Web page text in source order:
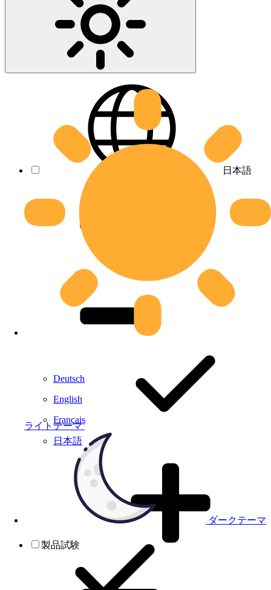
ライトテーマ
ダークテーマ
日本語
Deutsch
English
Français
日本語
製品試験